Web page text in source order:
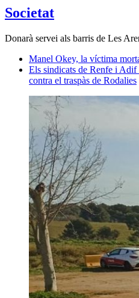
Societat
Donarà servei als barris de Les
Manel Okey, la víctima
Els sindicats de Renfe i Adif
contra el traspàs de Rodalies